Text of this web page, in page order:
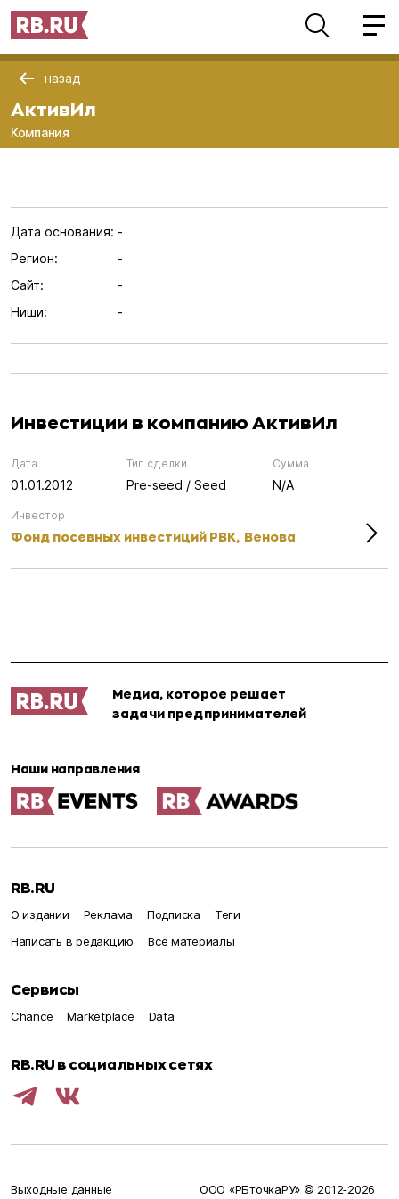
назад
АктивИл
Компания
Дата основания: -
Регион:
-
Сайт:
-
Ниши:
-
Инвестиции в компанию АктивИл
Дата
01.01.2012
Тип сделки
Pre-seed / Seed
Сумма
N/A
Инвестор
Фонд посевных инвестиций РВК, Венова
Медиа, которое решает
задачи предпринимателей
Наши направления
RB.RU
О издании Реклама Подписка
Теги
Написать в редакцию
Все материалы
Сервисы
Chance Marketplace Data
RB.RU в социальных сетях
Выходные данные ООО «РБточкаРУ» © 2012‑2026